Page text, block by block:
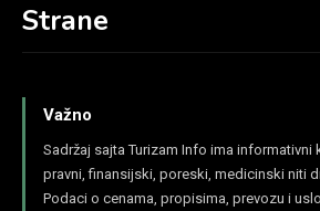
Strane
Važno
Sadržaj sajta Turizam Info ima informativni
pravni, finansijski, poreski, medicinski niti
Podaci o cenama, propisima, prevozu i